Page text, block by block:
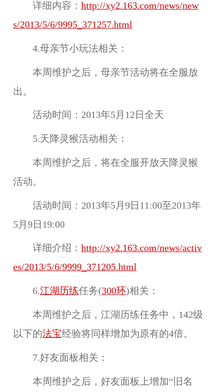
详细内容： http://xy2.163.com/news/new
s/2013/5/6/9995_371257.html
4.母亲节小玩法相关：
本周维护之后， 母亲节活动将在全服放
出。
活动时间： 2013年5月12日全天
5.天降灵猴活动相关：
本周维护之后，将在全服开放天降灵猴
活动。
活动时间： 2013年5月9日11:00至2013年
5月9日19:00
详细介绍： http://xy2.163.com/news/activ
es/2013/5/6/9999_371205.html
6.江湖历练任务(300环)相关：
本周维护之后，江湖历练任务中，142级
以下的法宝经验将同样增加为原有的4倍。
7.好友面板相关：
本周维护之后，好友面板上增加“ 旧名